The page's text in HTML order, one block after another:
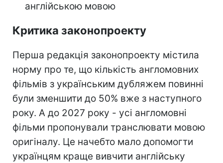
англійською мовою
Критика законопроекту
Перша редакція законопроекту містила
норму про те, що кількість англомовних
фільмів з українським дубляжем повинні
були зменшити до 50% вже з наступного
року. А до 2027 року - усі англомовні
фільми пропонували транслювати мовою
оригіналу. Це начебто мало допомогти
українцям краще вивчити англійську